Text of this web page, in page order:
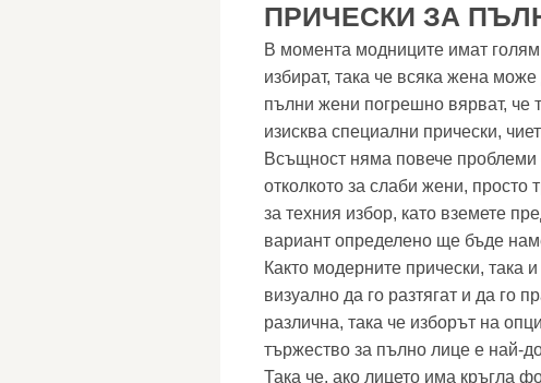
ПРИЧЕСКИ ЗА
В момента модниците имат голям
избират, така че всяка жена
пълни жени погрешно вярват, че
изисква специални прически,
Всъщност няма повече проблеми
отколкото за слаби жени, просто
за техния избор, като вземете
вариант определено ще бъде
Както модерните прически, така
визуално да го разтягат и да го
различна, така че изборът на
тържество за пълно лице е най-
Така че, ако лицето има кръгла